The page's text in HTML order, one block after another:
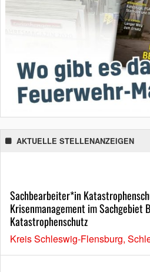
AKTUELLE STELLENANZEIGEN
Sachbearbeiter*in
Krisenmanagement im Sachgebiet
Katastrophenschutz
Kreis Schleswig-Flensburg,